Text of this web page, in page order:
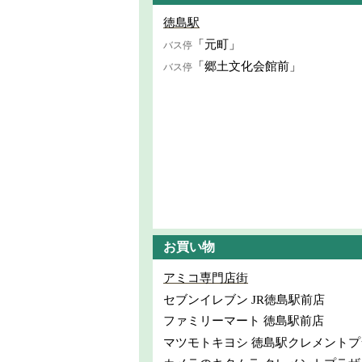
徳島駅
バス停 「元町」
バス停 「郷土文化会館前」
お買い物
アミコ専門店街
セブンイレブン JR徳島駅前店
ファミリーマート 徳島駅前店
マツモトキヨシ 徳島駅クレメント